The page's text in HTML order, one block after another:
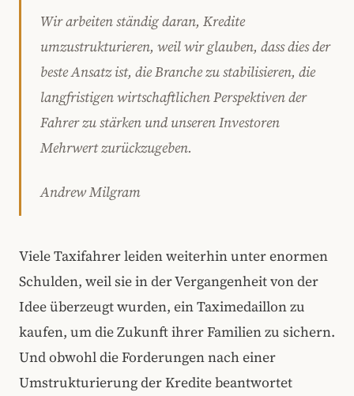
Wir arbeiten ständig daran, Kredite
umzustrukturieren, weil wir glauben, dass dies der
beste Ansatz ist, die Branche zu stabilisieren, die
langfristigen wirtschaftlichen Perspektiven der
Fahrer zu stärken und unseren Investoren
Mehrwert zurückzugeben.
Andrew Milgram
Viele Taxifahrer leiden weiterhin unter enormen
Schulden, weil sie in der Vergangenheit von der
Idee überzeugt wurden, ein Taximedaillon zu
kaufen, um die Zukunft ihrer Familien zu sichern.
Und obwohl die Forderungen nach einer
Umstrukturierung der Kredite beantwortet